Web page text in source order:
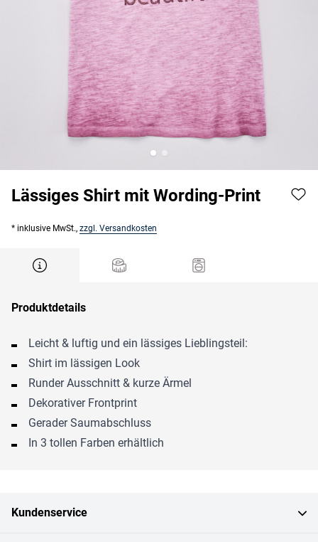
Lässiges Shirt mit Wording-Print
* inklusive MwSt., zzgl. Versandkosten
Produktdetails
Leicht & luftig und ein lässiges Lieblingsteil:
Shirt im lässigen Look
Runder Ausschnitt & kurze Ärmel
Dekorativer Frontprint
Gerader Saumabschluss
In 3 tollen Farben erhältlich
Kundenservice